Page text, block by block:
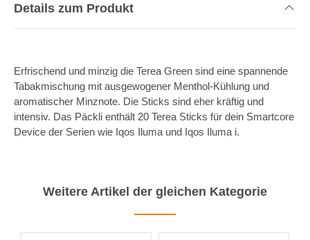
Details zum Produkt
Erfrischend und minzig die Terea Green sind eine spannende
Tabakmischung mit ausgewogener Menthol-Kühlung und
aromatischer Minznote. Die Sticks sind eher kräftig und
intensiv. Das Päckli enthält 20 Terea Sticks für dein Smartcore
Device der Serien wie Iqos Iluma und Iqos Iluma i.
Weitere Artikel der gleichen Kategorie